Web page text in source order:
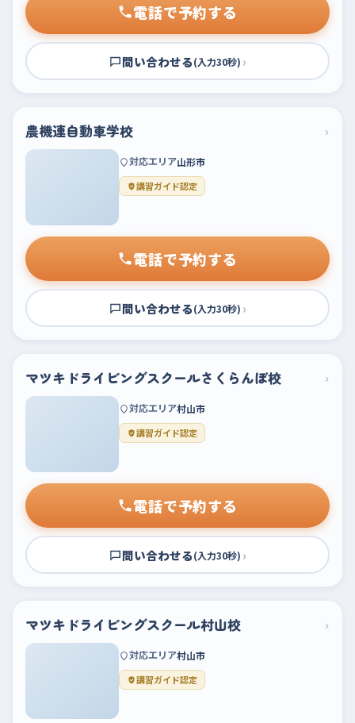
電話で予約する
問い合わせる(入力30秒) ›
農機連自動車学校 ›
対応エリア山形市
講習ガイド認定
電話で予約する
問い合わせる(入力30秒) ›
マツキドライビングスクールさくらんぼ校 ›
対応エリア村山市
講習ガイド認定
電話で予約する
問い合わせる(入力30秒) ›
マツキドライビングスクール村山校 ›
対応エリア村山市
講習ガイド認定